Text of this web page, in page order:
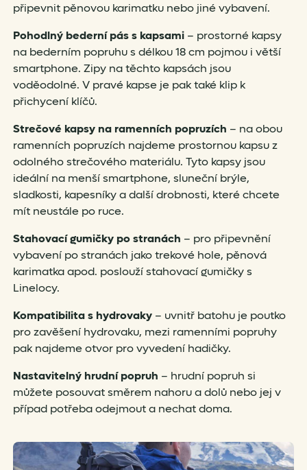
připevnit pěnovou karimatku nebo jiné vybavení.
Pohodlný bederní pás s kapsami– prostorné kapsy
na bederním popruhu s délkou 18 cm pojmou i větší
smartphone. Zipy na těchto kapsách jsou
voděodolné. V pravé kapse je pak také klip k
přichycení klíčů.
Strečové kapsy na ramenních popruzích – na obou
ramenních popruzích najdeme prostornou kapsu z
odolného strečového materiálu. Tyto kapsy jsou
ideální na menší smartphone, sluneční brýle,
sladkosti, kapesníky a další drobnosti, které chcete
mít neustále po ruce.
Stahovací gumičky po stranách – pro připevnění
vybavení po stranách jako trekové hole, pěnová
karimatka apod. poslouží stahovací gumičky s
Linelocy.
Kompatibilita s hydrovaky– uvnitř batohu je poutko
pro zavěšení hydrovaku, mezi ramenními popruhy
pak najdeme otvor pro vyvedení hadičky.
Nastavitelný hrudní popruh – hrudní popruh si
můžete posouvat směrem nahoru a dolů nebo jej v
případ potřeba odejmout a nechat doma.